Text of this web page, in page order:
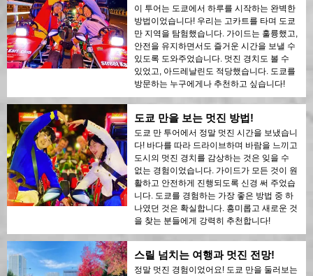
이 투어는 도쿄에서 하루를 시작하는 완벽한
방법이었습니다! 우리는 고카트를 타며 도쿄
만 지역을 탐험했습니다. 가이드는 훌륭했고,
안전을 유지하면서도 즐거운 시간을 보낼 수
있도록 도와주었습니다. 멋진 경치도 볼 수
있었고, 아드레날린도 적당했습니다. 도쿄를
방문하는 누구에게나 추천하고 싶습니다!
도쿄 만을 보는 멋진 방법!
도쿄 만 투어에서 정말 멋진 시간을 보냈습니
다! 바다를 따라 드라이브하며 바람을 느끼고
도시의 멋진 경치를 감상하는 것은 잊을 수
없는 경험이었습니다. 가이드가 모든 것이 원
활하고 안전하게 진행되도록 신경 써 주었습
니다. 도쿄를 경험하는 가장 좋은 방법 중 하
나였던 것은 확실합니다. 흥미롭고 새로운 것
을 찾는 분들에게 강력히 추천합니다!
스릴 넘치는 여행과 멋진 전망!
정말 멋진 경험이었어요! 도쿄 만을 둘러보는